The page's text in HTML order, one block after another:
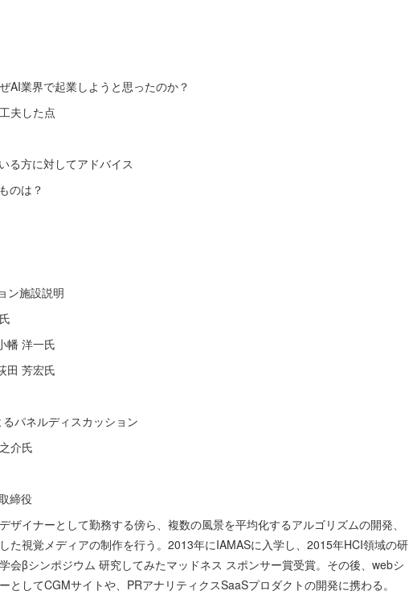
AI業界で起業しようと思ったのか？
夫した点
る方に対してアドバイス
のは？
ン施設説明
幡 洋一氏
田 芳宏氏
パネルディスカッション
介氏
締役
ザイナーとして勤務する傍ら、複数の風景を平均化するアルゴリズムの開発、
た視覚メディアの制作を行う。2013年にIAMASに入学し、2015年HCI領域の研
会βシンポジウム 研究してみたマッドネス スポンサー賞受賞。その後、webシ
としてCGMサイトや、PRアナリティクスSaaSプロダクトの開発に携わる。